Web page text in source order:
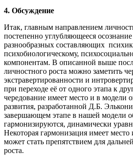
4. Обсуждение
Итак, главным направлением
постепенно углубляющееся
разнообразных составляющих
психобиологическому,
компонентам. В описанной выше
личностного роста можно заметить
экстравертированности и
при переходе её от одного этапа к
чередование имеет место и в модели
развития, разработанной Д.Б.
завершающем этапе в нашей модели
гармонизируются, динамически
Некоторая гармонизация имеет место
может стать препятствием для
роста.